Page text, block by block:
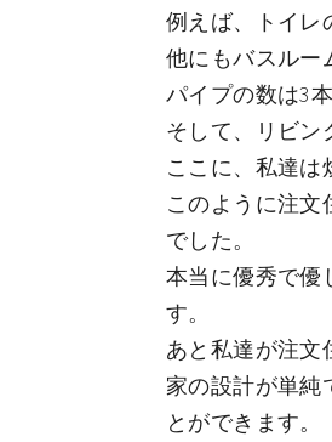
例えば、トイレ
他にもバスルー
パイプの数は3
そして、リビン
ここに、私達は
このように注文
でした。
本当に優秀で優
す。
あと私達が注文
家の設計が単純
とができます。